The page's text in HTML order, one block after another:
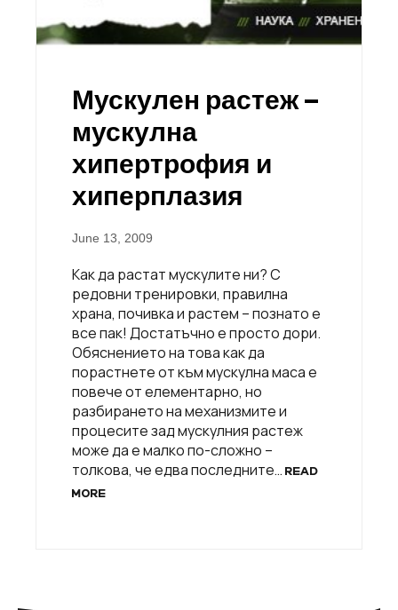
Мускулен растеж –
мускулна
хипертрофия и
хиперплазия
June 13, 2009
Как да растат мускулите ни? С
редовни тренировки, правилна
храна, почивка и растем – познато е
все пак! Достатъчно е просто дори.
Обяснението на това как да
порастнете от към мускулна маса е
повече от елементарно, но
разбирането на механизмите и
процесите зад мускулния растеж
може да е малко по-сложно –
толкова, че едва последните… READ
MORE